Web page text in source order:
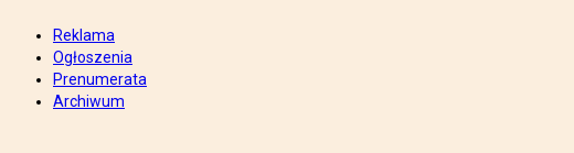
Reklama
Ogłoszenia
Prenumerata
Archiwum